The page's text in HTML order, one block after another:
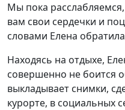
Мы пока
вам свои сердечки и
словами Елена
Находясь на отдыхе,
совершенно не боится
выкладывает снимки,
курорте, в социальных